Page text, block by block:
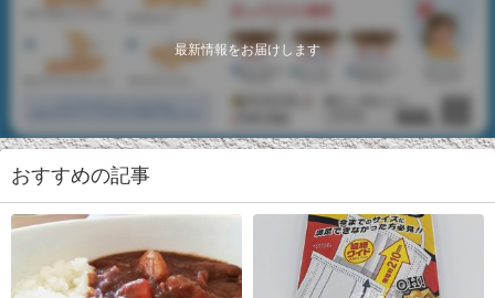
最新情報をお届けします
おすすめの記事